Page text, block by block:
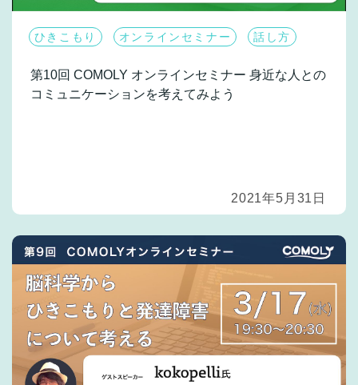
ひきこもり オンラインセミナー 話し方
第10回 COMOLY オンラインセミナー 身近な人との
コミュニケーションを考えてみよう
2021年5月31日